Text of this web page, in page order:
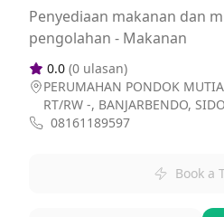
Penyediaan makanan dan
pengolahan - Makanan
0.0 (0 ulasan)
PERUMAHAN PONDOK
RT/RW -, BANJARBENDO,
08161189597
Book a